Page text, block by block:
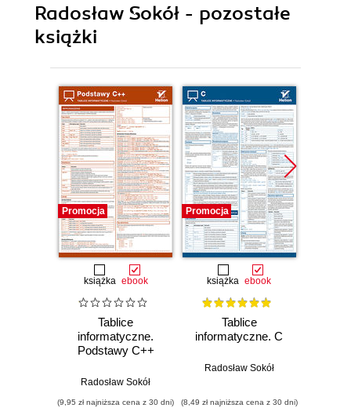
Radosław Sokół - pozostałe
książki
Promocja
książka ebook
Tablice
informatyczne.
Podstawy C++
Radosław Sokół
(9,95 zł najniższa cena z 30 dni)
Promocja
książka ebook
Tablice
informatyczne. C
Radosław Sokół
(8,49 zł najniższa cena z 30 dni)